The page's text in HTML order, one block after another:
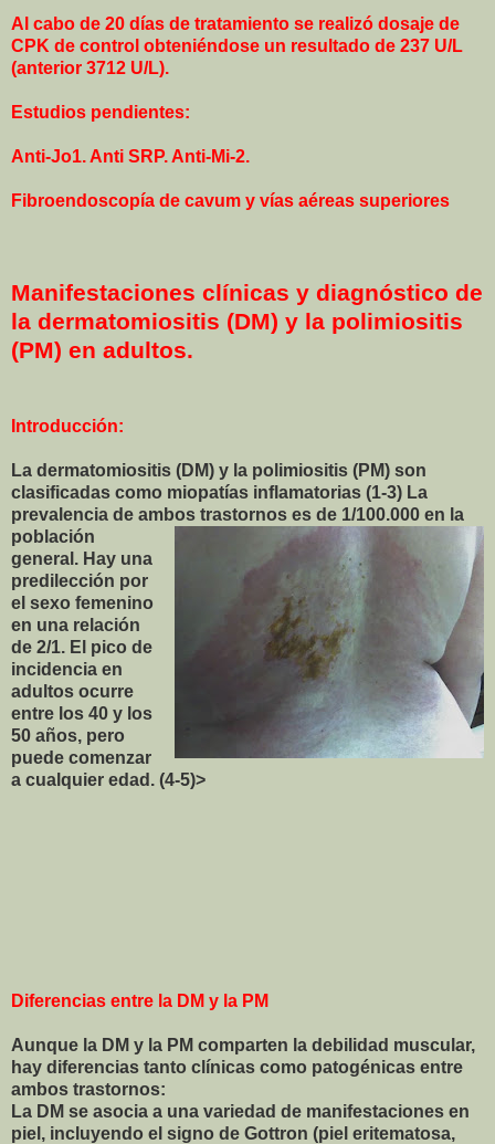
Al cabo de 20 días de tratamiento se realizó dosaje de
CPK de control obteniéndose un resultado de 237 U/L
(anterior 3712 U/L).
Estudios pendientes:
Anti-Jo1. Anti SRP. Anti-Mi-2.
Fibroendoscopía de cavum y vías aéreas superiores
Manifestaciones clínicas y diagnóstico de
la dermatomiositis (DM) y la polimiositis
(PM) en adultos.
Introducción:
La dermatomiositis (DM) y la polimiositis (PM) son
clasificadas como miopatías inflamatorias (1-3) La
prevalencia de ambos trastornos es de 1/100.000 en la
población
general. Hay una
predilección por
el sexo femenino
en una relación
de 2/1. El pico de
incidencia en
adultos ocurre
entre los 40 y los
50 años, pero
puede comenzar
a cualquier edad. (4-5)>
Diferencias entre la DM y la PM
Aunque la DM y la PM comparten la debilidad muscular,
hay diferencias tanto clínicas como patogénicas entre
ambos trastornos:
La DM se asocia a una variedad de manifestaciones en
piel, incluyendo el signo de Gottron (piel eritematosa,